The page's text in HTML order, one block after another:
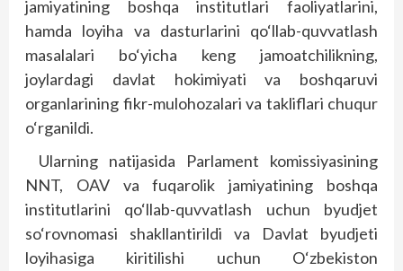
jamiyatining boshqa institutlari faoliyatlarini,
hamda loyiha va dasturlarini qo‘llab-quvvatlash
masalalari bo‘yicha keng jamoatchilikning,
joylardagi davlat hokimiyati va boshqaruvi
organlarining fikr-mulohozalari va takliflari chuqur
o‘rganildi.
Ularning natijasida Parlament komissiyasining
NNT, OAV va fuqarolik jamiyatining boshqa
institutlarini qo‘llab-quvvatlash uchun byudjet
so‘rovnomasi shakllantirildi va Davlat byudjeti
loyihasiga kiritilishi uchun O‘zbekiston